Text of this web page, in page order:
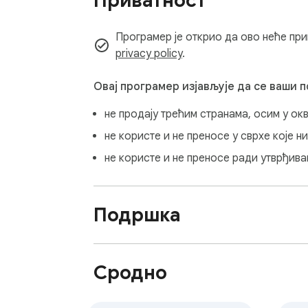
- "storage": potrebno za skladištenje
izabrao.
- Ako pronađete grešku prijavite je na
- Posetite moj sajt: https://
- Posetite moj blog: https://
Licenca:
https://www.apache.org/licenses/
Програмер је открио да ово неће
privacy policy.
Овај програмер изјављује да се ваши
не продају трећим странама, осим у
не користе и не преносе у сврхе које
не користе и не преносе ради
Подршка
Сродно